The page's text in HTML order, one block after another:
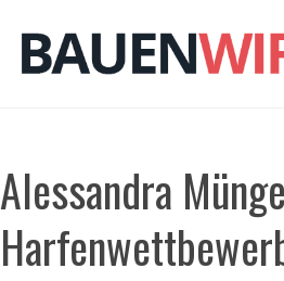
Inhalt
springen
Alessandra